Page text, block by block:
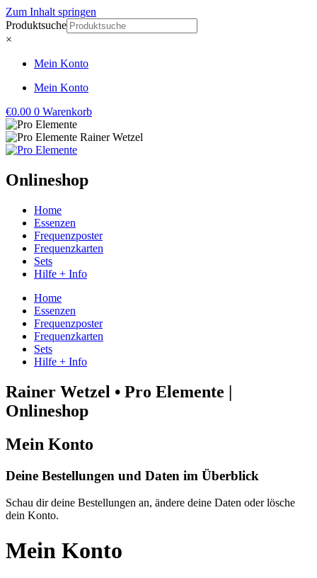
Zum Inhalt springen
Produktsuche
×
Mein Konto
Mein Konto
€0.00 0 Warenkorb
Onlineshop
Home
Essenzen
Frequenzposter
Frequenzkarten
Sets
Hilfe + Info
Home
Essenzen
Frequenzposter
Frequenzkarten
Sets
Hilfe + Info
Rainer Wetzel • Pro Elemente |
Onlineshop
Mein Konto
Deine Bestellungen und Daten im Überblick
Schau dir deine Bestellungen an, ändere deine Daten oder lösche
dein Konto.
Mein Konto